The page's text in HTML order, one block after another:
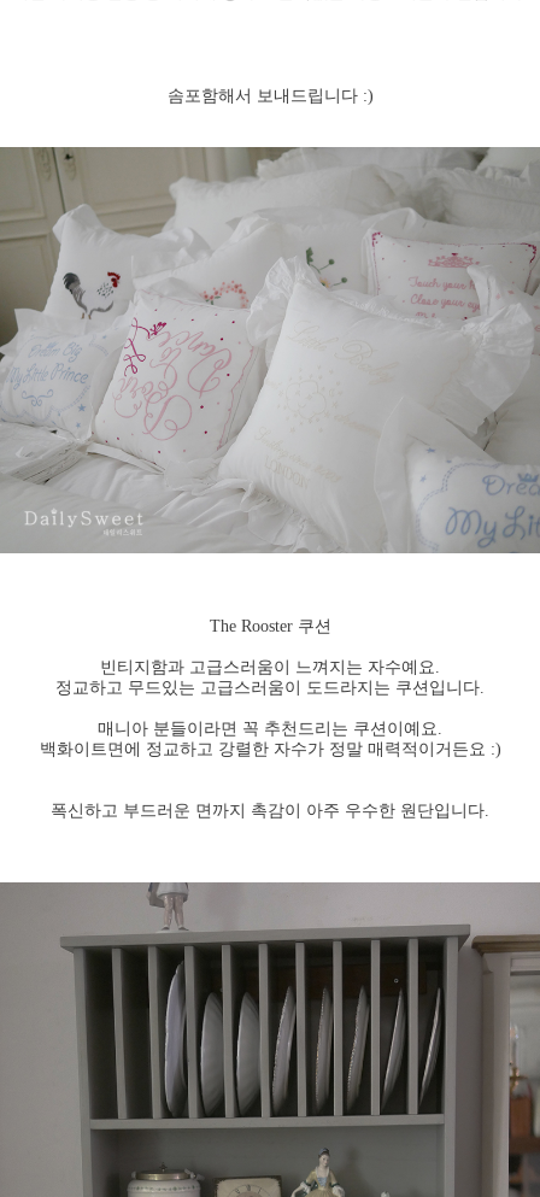
솜포함해서 보내드립니다 :)
The Rooster 쿠션
빈티지함과 고급스러움이 느껴지는 자수예요.
정교하고 무드있는 고급스러움이 도드라지는 쿠션입니다.
매니아 분들이라면 꼭 추천드리는 쿠션이예요.
백화이트면에 정교하고 강렬한 자수가 정말 매력적이거든요 :)
폭신하고 부드러운 면까지 촉감이 아주 우수한 원단입니다.